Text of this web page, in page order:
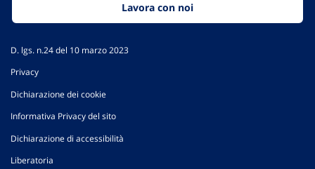
Lavora con noi
D. lgs. n.24 del 10 marzo 2023
Privacy
Dichiarazione dei cookie
Informativa Privacy del sito
Dichiarazione di accessibilità
Liberatoria